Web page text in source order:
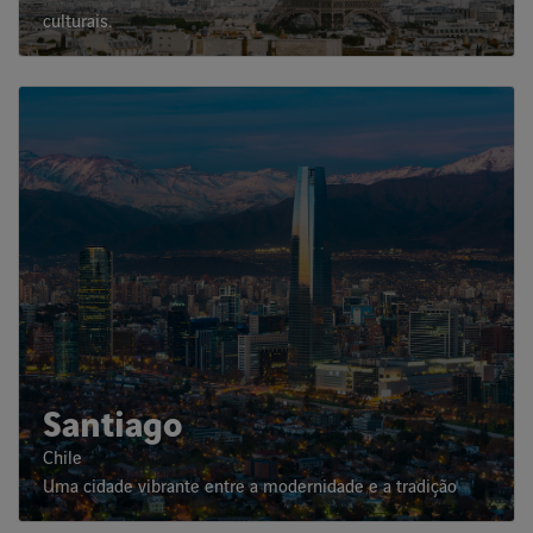
culturais.
Santiago
Chile
Uma cidade vibrante entre a modernidade e a tradição